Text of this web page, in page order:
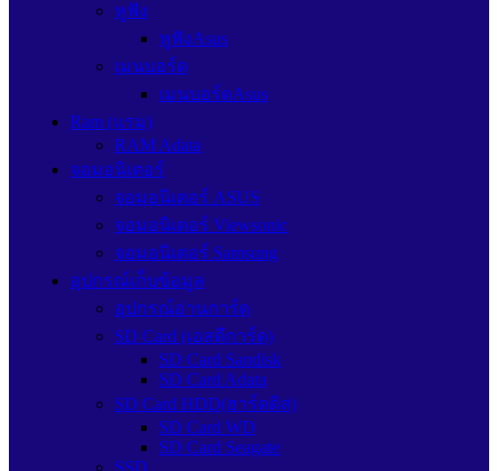
หูฟัง
หูฟังAsus
เมนบอร์ด
เมนบอร์ดAsus
Ram (แรม)
RAM Adata
จอมอนิเตอร์
จอมอนิเตอร์ ASUS
จอมอนิเตอร์ Viewsonic
จอมอนิเตอร์ Samsung
อุปกรณ์เก็บข้อมูล
อุปกรณ์อ่านการ์ด
SD Card (เอสดีการ์ด)
SD Card Sandisk
SD Card Adata
SD Card HDD(ฮาร์ดดิส)
SD Card WD
SD Card Seagate
SSD